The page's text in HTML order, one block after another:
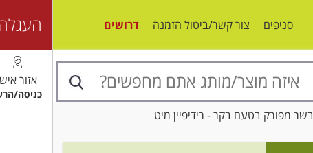
סניפים צור קשר/ביטול הזמנה
דרושים
מפורק בטעם בקר - רידיפיין מיט